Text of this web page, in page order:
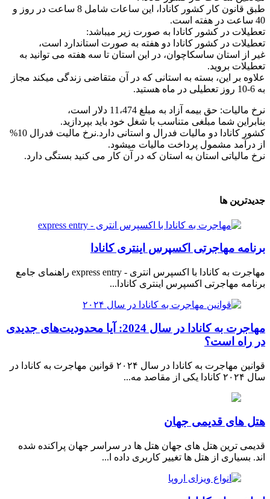
طبق قانون کار کشور کانادا، این ساعات شامل 8 ساعت در روز و
40 ساعت در هفته است.
تعطیلات در کشور کانادا به صورت زیر میباشد:
تعطیلات در کشور کانادا دو هفته به صورت استاندارد است،
غیر از استان ساسکاچوان، در این استان تا سه هفته می توانید به
تعطیلات بروید.
علاوه بر این، بسته به استانی که در آن متقاضی زندگی میکند مجاز
به 6-10 روز تعطیلی در ماه هستید.
نرخ مالیات: حق بیمه آزاد به مبلغ 11،474 دلار است،
بنابراین شما مبلغی متناسب با شغل خود باید بپردازید.
کشور کانادا دو مالیات فدرال و استانی دارد.نرخ مالیت فدرال 10%
از درآمد مشمول پرداخت مالیات میشود.
نرخ مالیاتی استان به استان که در آن کار می کنید بستگی دارد.
جدیدترین ها
برنامه مهاجرتی اکسپرس اینتری کانادا
مهاجرت به کانادا با اکسپرس انتری - express entry راهنمای جامع
برنامه مهاجرتی اکسپرس اینتری کانادا...
مهاجرت به کانادا در سال 2024: آیا محدودیت‌های جدیدی
در راه است؟
قوانین مهاجرت به کانادا در سال ۲۰۲۴ قوانین مهاجرت به کانادا در
سال ۲۰۲۴ کانادا یکی از مقاصد مه...
هتل های قدیمی جهان
قدیمی ترین هتل های جهان هتل ها در سراسر جهان پراکنده شده
اند. بسیاری از هتل ها تغییر کاربری داده ا...